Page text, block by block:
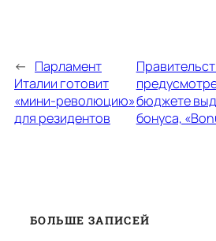
← Парламент
Италии готовит
«мини-революцию»
для резидентов
бюджете
бонуса,
БОЛЬШЕ ЗАПИСЕЙ